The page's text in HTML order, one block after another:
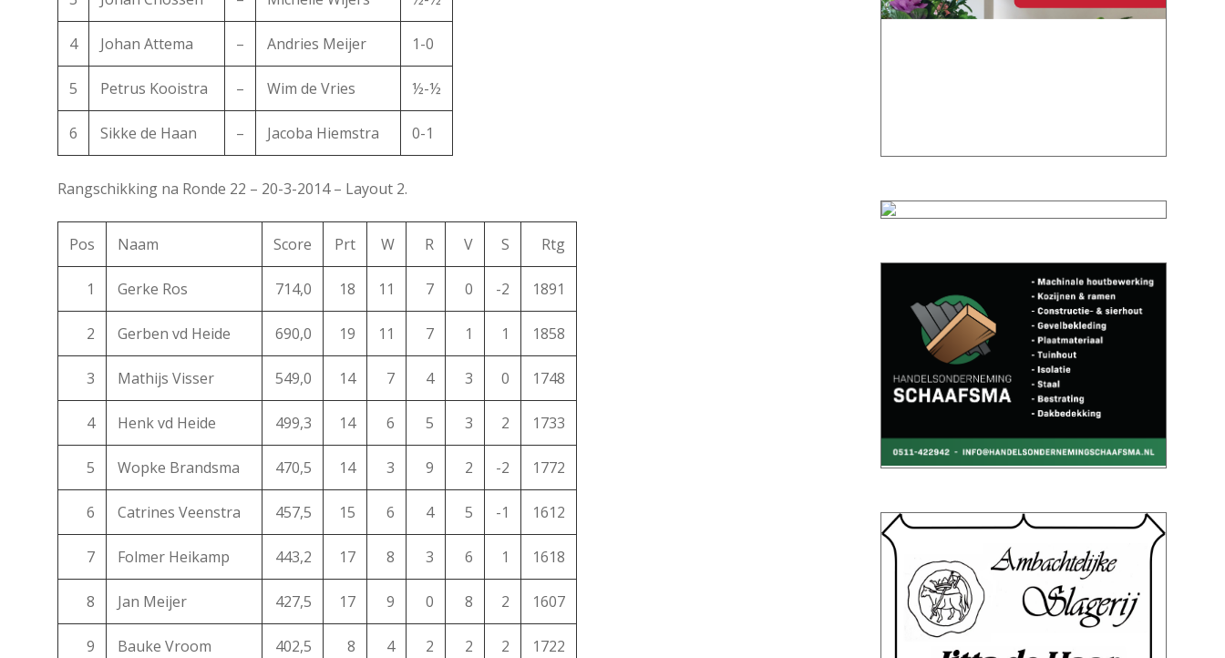
4 Johan Attema – Andries Meijer 1-0
5 Petrus Kooistra – Wim de Vries ½-½
6 Sikke de Haan – Jacoba Hiemstra 0-1
Rangschikking na Ronde 22 – 20-3-2014 – Layout 2.
Pos Naam Score Prt W R V S Rtg
1 Gerke Ros 714,0 18 11 7 0 -2 1891
2 Gerben vd Heide 690,0 19 11 7 1 1 1858
3 Mathijs Visser 549,0 14 7 4 3 0 1748
4 Henk vd Heide 499,3 14 6 5 3 2 1733
5 Wopke Brandsma 470,5 14 3 9 2 -2 1772
6 Catrines Veenstra 457,5 15 6 4 5 -1 1612
7 Folmer Heikamp 443,2 17 8 3 6 1 1618
8 Jan Meijer 427,5 17 9 0 8 2 1607
9 Bauke Vroom 402,5 8 4 2 2 2 1722